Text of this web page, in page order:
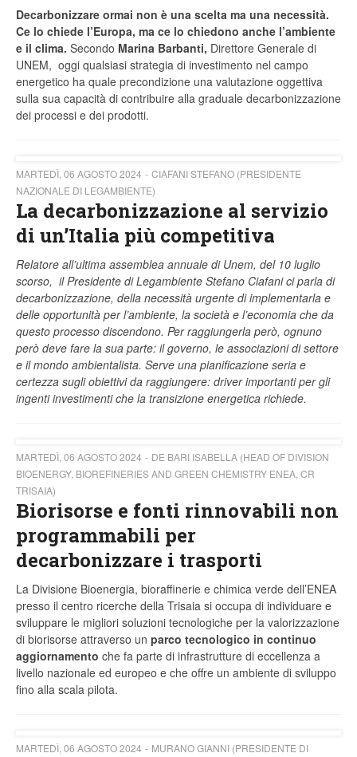
Decarbonizzare ormai non è una scelta ma una necessità.
Ce lo chiede l’Europa, ma ce lo chiedono anche l’ambiente
e il clima. Secondo Marina Barbanti, Direttore Generale di
UNEM, oggi qualsiasi strategia di investimento nel campo
energetico ha quale precondizione una valutazione oggettiva
sulla sua capacità di contribuire alla graduale decarbonizzazione
dei processi e dei prodotti.
MARTEDÌ, 06 AGOSTO 2024
CIAFANI STEFANO (PRESIDENTE
NAZIONALE DI LEGAMBIENTE)
La decarbonizzazione al servizio
di un’Italia più competitiva
Relatore all’ultima assemblea annuale di Unem, del 10 luglio
scorso, il Presidente di Legambiente Stefano Ciafani ci parla di
decarbonizzazione, della necessità urgente di implementarla e
delle opportunità per l’ambiente, la società e l’economia che da
questo processo discendono. Per raggiungerla però, ognuno
però deve fare la sua parte: il governo, le associazioni di settore
e il mondo ambientalista. Serve una pianificazione seria e
certezza sugli obiettivi da raggiungere: driver importanti per gli
ingenti investimenti che la transizione energetica richiede.
MARTEDÌ, 06 AGOSTO 2024
DE BARI ISABELLA (HEAD OF DIVISION
BIOENERGY, BIOREFINERIES AND GREEN CHEMISTRY ENEA, CR
TRISAIA)
Biorisorse e fonti rinnovabili non
programmabili per
decarbonizzare i trasporti
La Divisione Bioenergia, bioraffinerie e chimica verde dell’ENEA
presso il centro ricerche della Trisaia si occupa di individuare e
sviluppare le migliori soluzioni tecnologiche per la valorizzazione
di biorisorse attraverso un parco tecnologico in continuo
aggiornamento che fa parte di infrastrutture di eccellenza a
livello nazionale ed europeo e che offre un ambiente di sviluppo
fino alla scala pilota.
MARTEDÌ, 06 AGOSTO 2024
MURANO GIANNI (PRESIDENTE DI